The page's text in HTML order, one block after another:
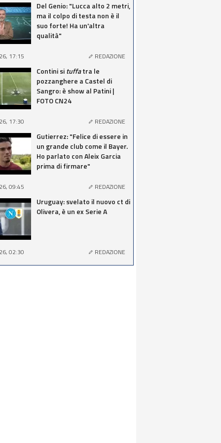
Del Genio: "Lucca alto 2 metri,
ma il colpo di testa non è il
suo forte! Ha un'altra
qualità"
17:15 REDAZIONE
Contini situffatra le
pozzanghere a Castel di
Sangro: è show al Patini |
FOTO CN24
17:30 REDAZIONE
Gutierrez: "Felice di essere in
un grande club come il Bayer.
Ho parlato con Aleix Garcia
prima di firmare"
09:45 REDAZIONE
Uruguay: svelato il nuovo ct di
Olivera, è un ex Serie A
02:30 REDAZIONE